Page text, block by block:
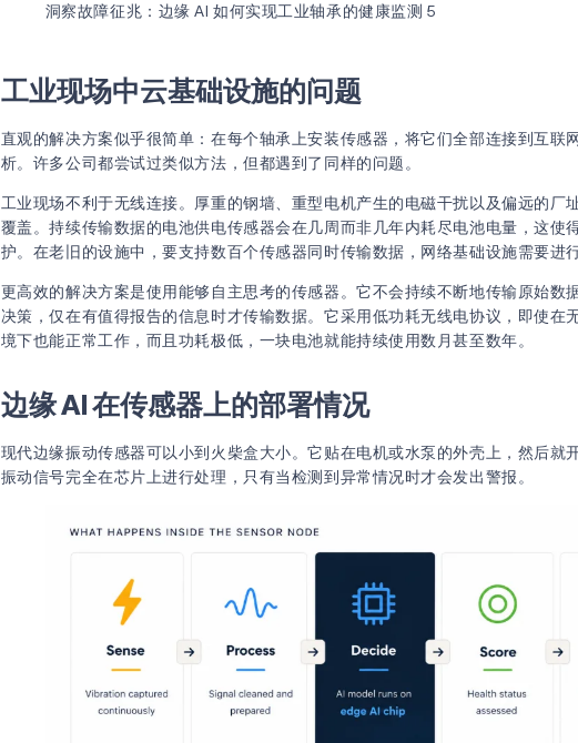
洞察故障征兆：边缘 AI 如何实现工业轴承的健康监测 5
工业现场中云基础设施的问题
直观的解决方案似乎很简单：在每个轴承上安装传感器，将它们全部连接到互联
析。许多公司都尝试过类似方法，但都遇到了同样的问题。
工业现场不利于无线连接。厚重的钢墙、重型电机产生的电磁干扰以及偏远的厂
覆盖。持续传输数据的电池供电传感器会在几周而非几年内耗尽电池电量，这使
护。在老旧的设施中，要支持数百个传感器同时传输数据，网络基础设施需要进
更高效的解决方案是使用能够自主思考的传感器。它不会持续不断地传输原始数
决策，仅在有值得报告的信息时才传输数据。它采用低功耗无线电协议，即使在
境下也能正常工作，而且功耗极低，一块电池就能持续使用数月甚至数年。
边缘 AI 在传感器上的部署情况
现代边缘振动传感器可以小到火柴盒大小。它贴在电机或水泵的外壳上，然后就
振动信号完全在芯片上进行处理，只有当检测到异常情况时才会发出警报。